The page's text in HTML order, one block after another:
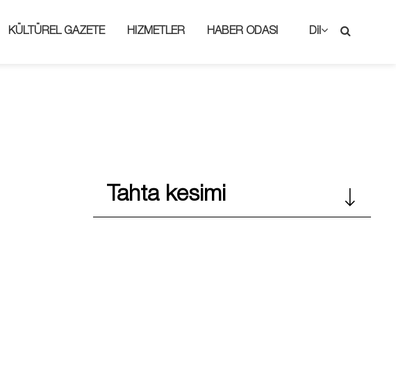
KÜLTÜREL GAZETE HIZMETLER HABER ODASI Dil
Tahta kesimi